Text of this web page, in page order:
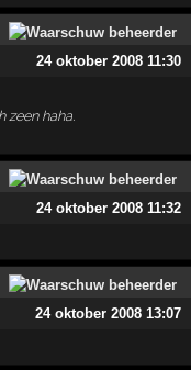
24 oktober 2008 11:30
haha.
24 oktober 2008 11:32
24 oktober 2008 13:07